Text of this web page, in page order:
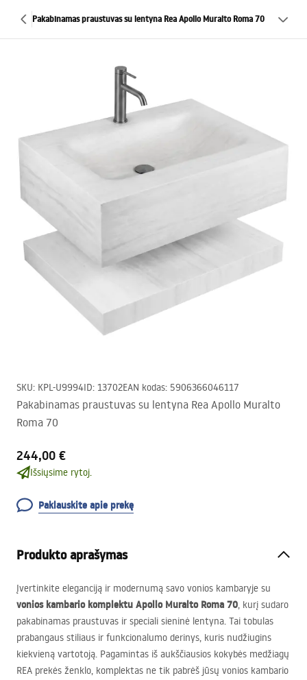
Pakabinamas praustuvas su lentyna Rea Apollo Muralto Roma 70
SKU: KPL-U9994ID: 13702EAN kodas: 5906366046117
Pakabinamas praustuvas su lentyna Rea Apollo Muralto
Roma 70
244,00 €
Išsiųsime rytoj.
Paklauskite apie prekę
Produkto aprašymas
Įvertinkite eleganciją ir modernumą savo vonios kambaryje su
vonios kambario komplektu Apollo Muralto Roma 70, kurį sudaro
pakabinamas praustuvas ir speciali sieninė lentyna. Tai tobulas
prabangaus stiliaus ir funkcionalumo derinys, kuris nudžiugins
kiekvieną vartotoją. Pagamintas iš aukščiausios kokybės medžiagų
REA prekės ženklo, komplektas ne tik pabrėš jūsų vonios kambario